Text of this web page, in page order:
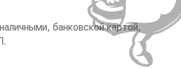
банковской картой,